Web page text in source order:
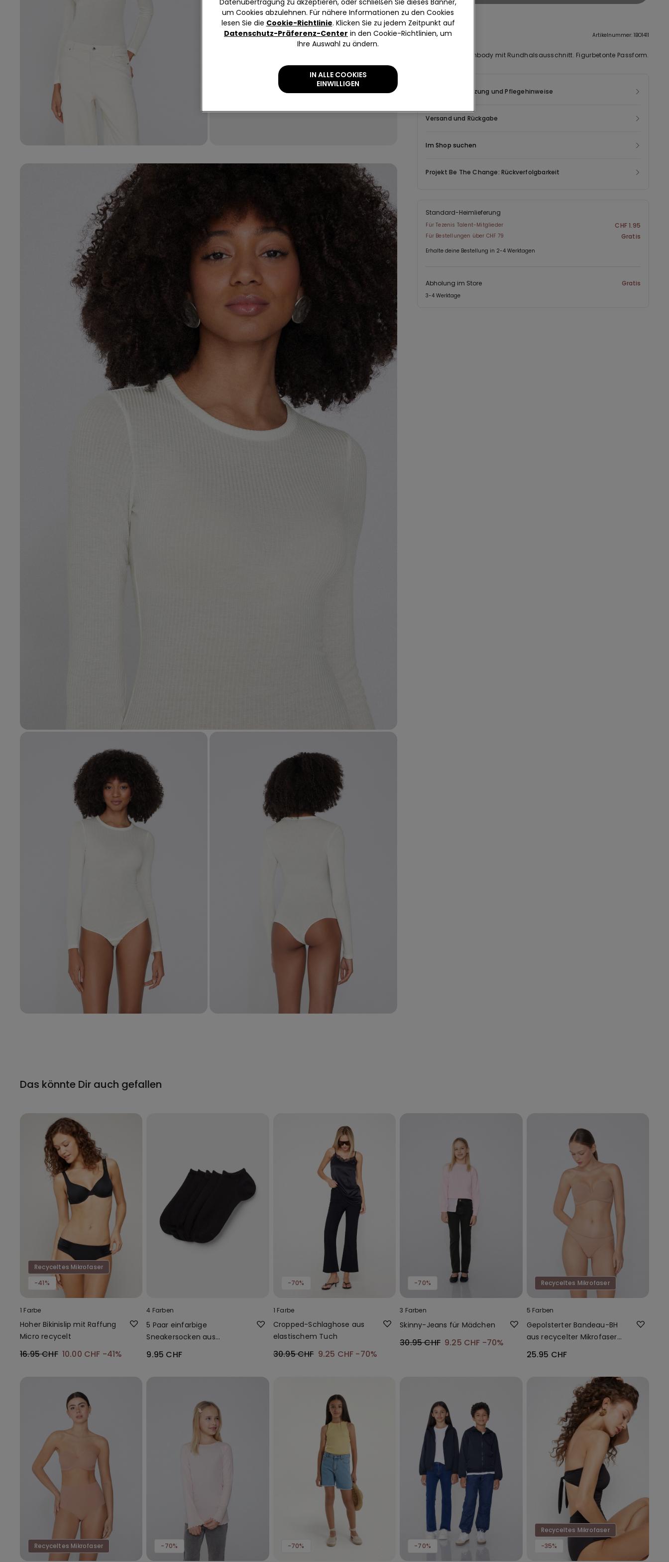
Beschreibung Artikelnummer: 1BO1411
Gerippter Langarmbody mit Rundhalsausschnitt. Figurbetonte Passform.
Zusammensetzung und Pflegehinweise
Versand und Rückgabe
Im Shop suchen
Projekt Be The Change: Rückverfolgbarkeit
Standard-Heimlieferung
Für Tezenis Talent-Mitglieder CHF 1.95
Für Bestellungen über CHF 79 Gratis
Erhalte deine Bestellung in 2-4 Werktagen
Abholung im Store Gratis
3-4 Werktage
Das könnte Dir auch gefallen
Recyceltes Mikrofaser
-41%
1 Farbe
Hoher Bikinislip mit Raffung
Micro recycelt
16.95 CHF 10.00 CHF -41%
4 Farben
5 Paar einfarbige
Sneakersocken aus
9.95 CHF
-70%
1 Farbe
Cropped-Schlaghose aus
elastischem Tuch
30.95 CHF 9.25 CHF -70%
-70%
3 Farben
Skinny-Jeans für Mädchen
30.95 CHF 9.25 CHF -70%
Recyceltes Mikrofaser
5 Farben
Gepolsterter Bandeau-BH
aus recycelter Mikrofaser
25.95 CHF
Recyceltes Mikrofaser -70% -70% -70%
Recyceltes Mikrofaser
-35%
Datenübertragung zu akzeptieren, oder schließen Sie dieses Banner,
um Cookies abzulehnen. Für nähere Informationen zu den Cookies
lesen Sie die Cookie-Richtlinie. Klicken Sie zu jedem Zeitpunkt auf
Datenschutz-Präferenz-Center in den Cookie-Richtlinien, um
Ihre Auswahl zu ändern.
IN ALLE COOKIES
EINWILLIGEN